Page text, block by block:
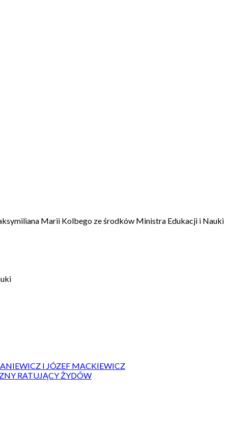
Marii Kolbego ze środków Ministra Edukacji i Nauki
I JÓZEF MACKIEWICZ
RATUJĄCY ŻYDÓW